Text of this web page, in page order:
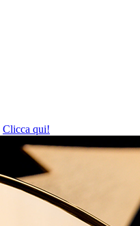
Clicca qui!